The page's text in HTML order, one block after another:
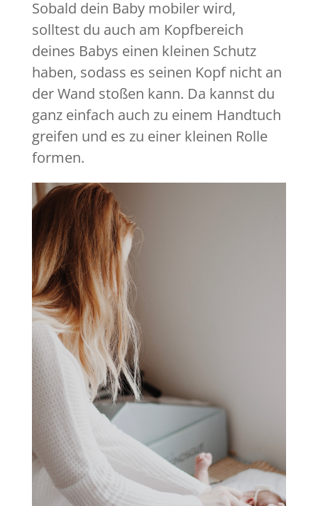
Sobald dein Baby mobiler wird,
solltest du auch am Kopfbereich
deines Babys einen kleinen Schutz
haben, sodass es seinen Kopf nicht an
der Wand stoßen kann. Da kannst du
ganz einfach auch zu einem Handtuch
greifen und es zu einer kleinen Rolle
formen.